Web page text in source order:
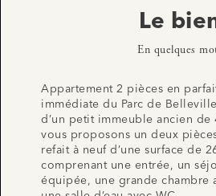
Le
En quelques
Appartement 2 pièces en
immédiate du Parc de
d’un petit immeuble ancien de
vous proposons un deux
refait à neuf d’une surface de
comprenant une entrée, un
équipée, une grande chambre